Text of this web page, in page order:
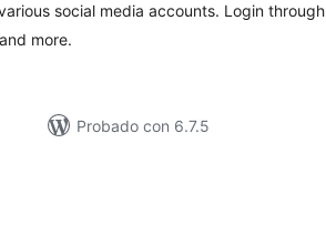
social media accounts. Login through
more.
Probado con 6.7.5